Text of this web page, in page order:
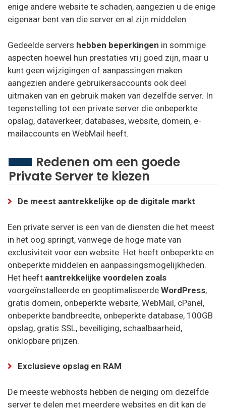
enige andere website te schaden, aangezien u de enige
eigenaar bent van die server en al zijn middelen.
Gedeelde servers hebben beperkingen in sommige
aspecten hoewel hun prestaties vrij goed zijn, maar u
kunt geen wijzigingen of aanpassingen maken
aangezien andere gebruikersaccounts ook deel
uitmaken van en gebruik maken van dezelfde server. In
tegenstelling tot een private server die onbeperkte
opslag, dataverkeer, databases, website, domein, e-
mailaccounts en WebMail heeft.
Redenen om een goede
Private Server te kiezen
De meest aantrekkelijke op de digitale markt
Een private server is een van de diensten die het meest
in het oog springt, vanwege de hoge mate van
exclusiviteit voor een website. Het heeft onbeperkte en
onbeperkte middelen en aanpassingsmogelijkheden.
Het heeft aantrekkelijke voordelen zoals
voorgeïnstalleerde en geoptimaliseerde WordPress,
gratis domein, onbeperkte website, WebMail, cPanel,
onbeperkte bandbreedte, onbeperkte database, 100GB
opslag, gratis SSL, beveiliging, schaalbaarheid,
onklopbare prijzen.
Exclusieve opslag en RAM
De meeste webhosts hebben de neiging om dezelfde
server te delen met meerdere websites en dit kan de